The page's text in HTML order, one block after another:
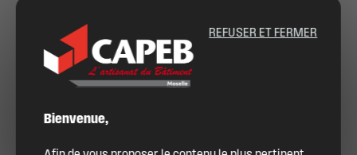
Bienvenue,
REFUSER ET FERMER